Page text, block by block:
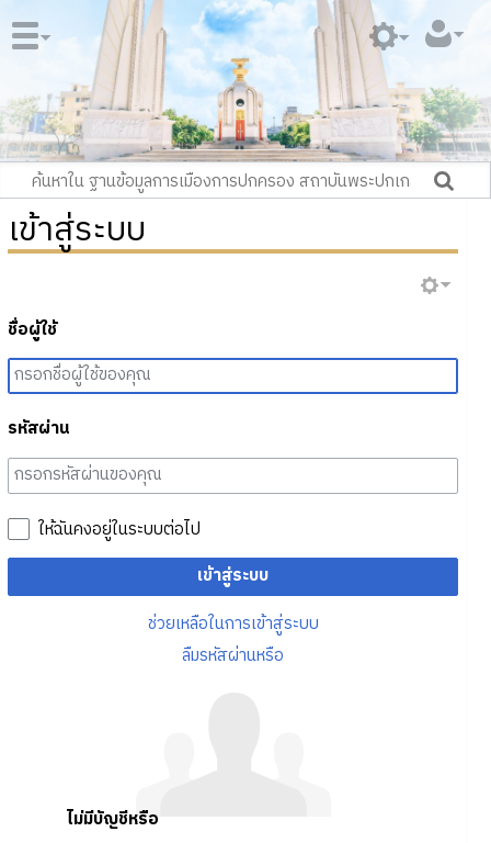
เข้าสู่ระบบ
ชื่อผู้ใช้
รหัสผ่าน
ให้ฉันคงอยู่ในระบบต่อไป
เข้าสู่ระบบ
ช่วยเหลือในการเข้าสู่ระบบ
ลืมรหัสผ่านหรือ
ไม่มีบัญชีหรือ